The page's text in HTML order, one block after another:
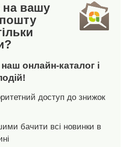
налаштувань
інтенсивності
рівномірного
функційМісце для
м)Функція High Lift для
шматочківПісля
на вашу
онлайн-каталог і
доступ до знижок
бачити всі новинки в